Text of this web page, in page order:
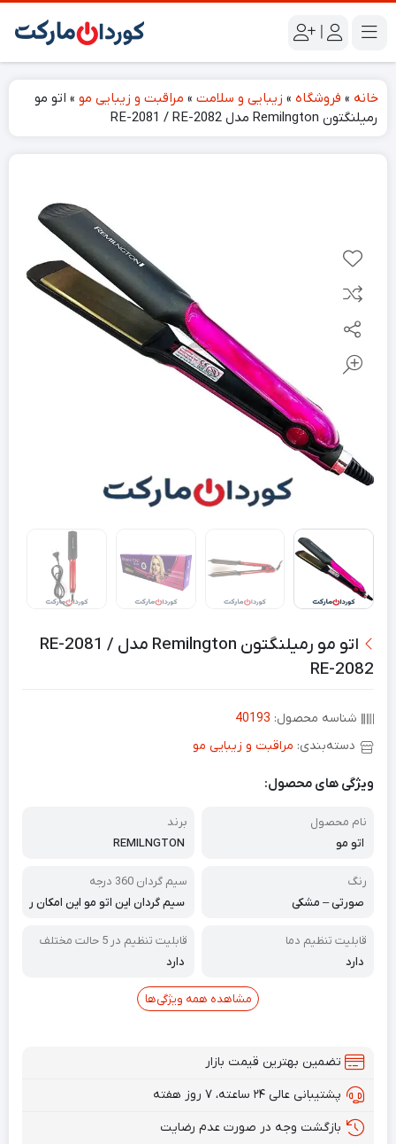
|
خانه » فروشگاه » زیبایی و سلامت » مراقبت و زیبایی مو » اتو مو
رمیلنگتون Remilngton مدل RE-2081 / RE-2082
اتو مو رمیلنگتون Remilngton مدل RE-2081 /
RE-2082
شناسه محصول: 40193
دسته‌بندی: مراقبت و زیبایی مو
ویژگی های محصول:
نام محصول
اتو مو
برند
REMILNGTON
رنگ
صورتی – مشکی
سیم گردان 360 درجه
سیم گردان این اتو مو این امکان ر
خد و دچار پیچ خوردگی، پارگی و یا
قابلیت تنظیم دما
دارد
قابلیت تنظیم در 5 حالت مختلف
دارد
مشاهده همه ویژگی‌ها
تضمین بهترین قیمت بازار
پشتیبانی عالی ۲۴ ساعته، ۷ روز هفته
بازگشت وجه در صورت عدم رضایت